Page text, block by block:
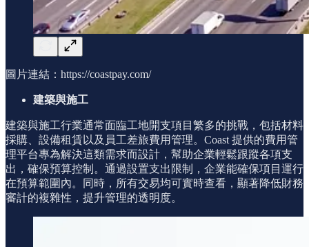
圖片連結：https://coastpay.com/
建築與施工
建築與施工行業通常面臨工地開支項目繁多的挑戰，包括材料
採購、設備租賃以及員工差旅費用管理。Coast 提供的費用管
理平台專為解決這類需求而設計，幫助企業輕鬆跟蹤各項支
出，確保預算控制。通過設置支出限制，企業能確保項目運行
在預算範圍內。同時，所有交易均可實時查看，顯著降低財務
審計的複雜性，提升管理的透明度。